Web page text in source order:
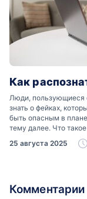
Как
Люди, пользующиеся
знать о фейках,
быть опасным в
тему далее. Что
время можно
25 августа 2025
Комментарии